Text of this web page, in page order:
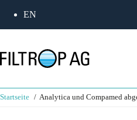
Inhalt
EN
Startseite Analytica und Compamed